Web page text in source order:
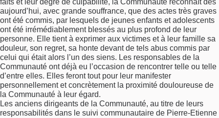
faits et leur degré de culpabilité, la Communauté reconnaît dès
aujourd’hui, avec grande souffrance, que des actes très graves
ont été commis, par lesquels de jeunes enfants et adolescents
ont été irrémédiablement blessés au plus profond de leur
personne. Elle tient à exprimer aux victimes et à leur famille sa
douleur, son regret, sa honte devant de tels abus commis par
celui qui était alors l’un des siens. Les responsables de la
Communauté ont déjà eu l’occasion de rencontrer telle ou telle
d’entre elles. Elles feront tout pour leur manifester
personnellement et concrètement la proximité douloureuse de
la Communauté à leur égard.
Les anciens dirigeants de la Communauté, au titre de leurs
responsabilités dans le suivi communautaire de Pierre-Etienne